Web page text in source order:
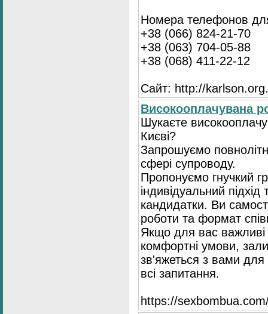
Номера телефонов
+38 (066) 824-21-70
+38 (063) 704-05-88
+38 (068) 411-22-12
Сайт: http://
Високооплачувана
Шукаєте
Києві?
Запрошуємо
сфері супроводу.
Пропонуємо гнучкий
індивідуальний
кандидатки. Ви
роботи та формат
Якщо для вас важливі
комфортні умови,
зв'яжеться з вами для
всі запитання.
https://